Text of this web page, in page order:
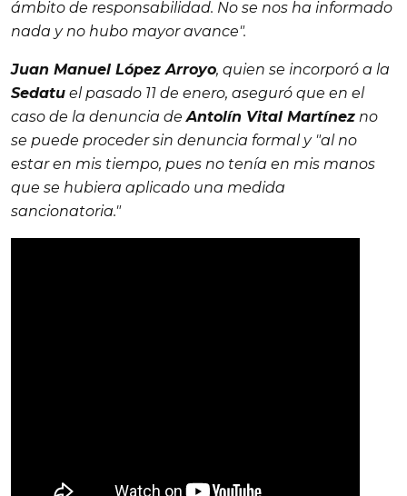
ámbito de responsabilidad. No se nos ha informado
nada y no hubo mayor avance".
Juan Manuel López Arroyo, quien se incorporó a la
Sedatu el pasado 11 de enero, aseguró que en el
caso de la denuncia deAntolín Vital Martínez no
se puede proceder sin denuncia formal y "al no
estar en mis tiempo, pues no tenía en mis manos
que se hubiera aplicado una medida
sancionatoria."